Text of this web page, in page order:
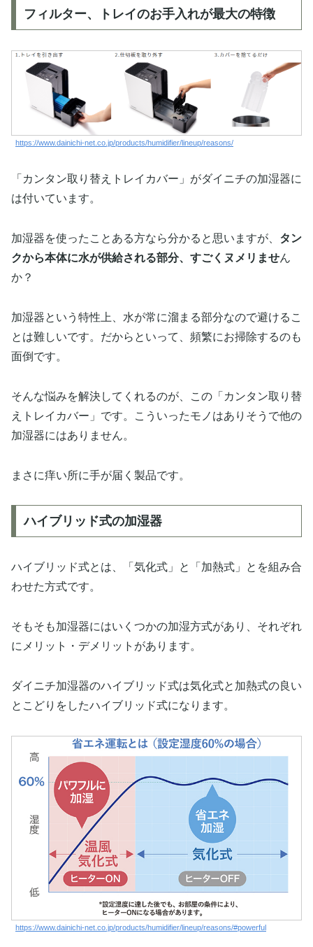
フィルター、トレイのお手入れが最大の特徴
https://www.dainichi-net.co.jp/products/humidifier/lineup/reasons/
「カンタン取り替えトレイカバー」がダイニチの加湿器に
は付いています。
加湿器を使ったことある方なら分かると思いますが、 タン
クから本体に水が供給される部分、すごくヌメリません
か？
加湿器という特性上、水が常に溜まる部分なので避けるこ
とは難しいです。だからといって、頻繁にお掃除するのも
面倒です。
そんな悩みを解決してくれるのが、この「カンタン取り替
えトレイカバー」です。こういったモノはありそうで他の
加湿器にはありません。
まさに痒い所に手が届く製品です。
ハイブリッド式の加湿器
ハイブリッド式とは、「気化式」と「加熱式」とを組み合
わせた方式です。
そもそも加湿器にはいくつかの加湿方式があり、それぞれ
にメリット・デメリットがあります。
ダイニチ加湿器のハイブリッド式は気化式と加熱式の良い
とこどりをしたハイブリッド式になります。
https://www.dainichi-net.co.jp/products/humidifier/lineup/reasons/#powerful